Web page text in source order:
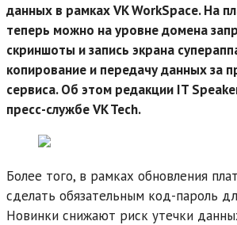
данных в рамках VK WorkSpace. На
теперь можно на уровне домена
скриншоты и запись экрана
копирование и передачу данных за
сервиса. Об этом редакции IT
пресс-службе VK Tech.
Более того, в рамках обновления
сделать обязательным код-пароль
Новинки снижают риск утечки